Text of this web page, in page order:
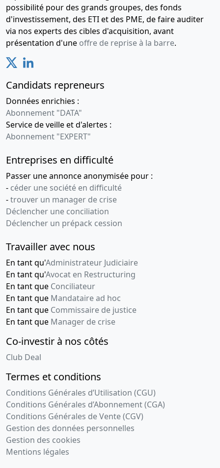
possibilité pour des grands groupes, des fonds
d'investissement, des ETI et des PME, de faire auditer
via nos experts des cibles d'acquisition, avant
présentation d'une offre de reprise à la barre.
Candidats repreneurs
Données enrichies :
Abonnement "DATA"
Service de veille et d'alertes :
Abonnement "EXPERT"
Entreprises en difficulté
Passer une annonce anonymisée pour :
- céder une société en difficulté
-trouver un manager de crise
Déclencher une conciliation
Déclencher un prépack cession
Travailler avec nous
En tant qu'Administrateur Judiciaire
En tant qu'Avocat en Restructuring
En tant que Conciliateur
En tant que Mandataire ad hoc
En tant que Commissaire de justice
En tant que Manager de crise
Co-investir à nos côtés
Club Deal
Termes et conditions
Conditions Générales d’Utilisation (CGU)
Conditions Générales d’Abonnement (CGA)
Conditions Générales de Vente (CGV)
Gestion des données personnelles
Gestion des cookies
Mentions légales